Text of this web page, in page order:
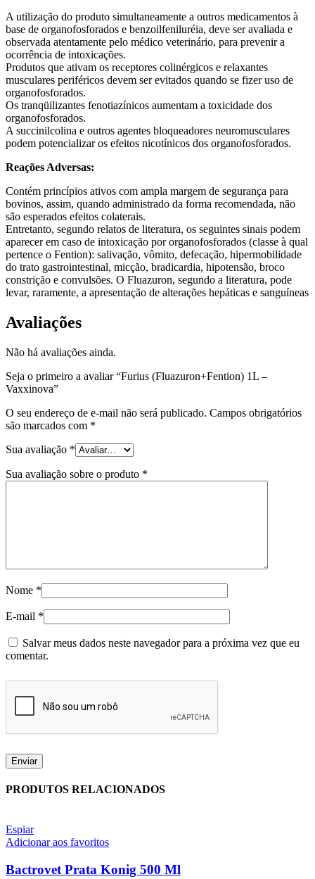
A utilização do produto simultaneamente a outros medicamentos à
base de organofosforados e benzoilfeniluréia, deve ser avaliada e
observada atentamente pelo médico veterinário, para prevenir a
ocorrência de intoxicações.
Produtos que ativam os receptores colinérgicos e relaxantes
musculares periféricos devem ser evitados quando se fizer uso de
organofosforados.
Os tranqüilizantes fenotiazínicos aumentam a toxicidade dos
organofosforados.
A succinilcolina e outros agentes bloqueadores neuromusculares
podem potencializar os efeitos nicotínicos dos organofosforados.
Reações Adversas:
Contém princípios ativos com ampla margem de segurança para
bovinos, assim, quando administrado da forma recomendada, não
são esperados efeitos colaterais.
Entretanto, segundo relatos de literatura, os seguintes sinais podem
aparecer em caso de intoxicação por organofosforados (classe à qual
pertence o Fention): salivação, vômito, defecação, hipermobilidade
do trato gastrointestinal, micção, bradicardia, hipotensão, broco
constrição e convulsões. O Fluazuron, segundo a literatura, pode
levar, raramente, a apresentação de alterações hepáticas e sanguíneas
Avaliações
Não há avaliações ainda.
Seja o primeiro a avaliar “Furius (Fluazuron+Fention) 1L –
Vaxxinova”
O seu endereço de e-mail não será publicado. Campos obrigatórios
são marcados com *
Sua avaliação *
Sua avaliação sobre o produto *
Nome *
E-mail *
Salvar meus dados neste navegador para a próxima vez que eu
comentar.
PRODUTOS RELACIONADOS
Espiar
Adicionar aos favoritos
Bactrovet Prata Konig 500 Ml